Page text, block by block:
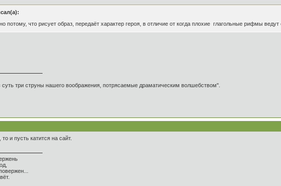
потому, что рисует образ, передаёт характер героя, в отличие от когда плохие глагольные рифмы ведут
три струны нашего воображения, потрясаемые драматическим волшебством".
и пусть катится на сайт.